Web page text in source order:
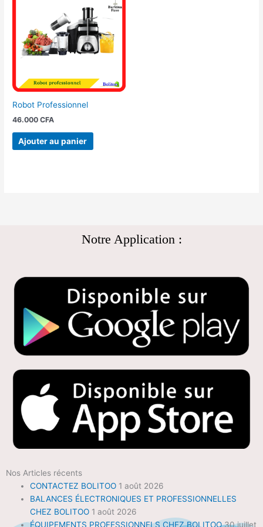
Robot Professionnel
46.000CFA
Ajouter au panier
Notre Application :
Nos Articles récents
CONTACTEZ BOLITOO 1 août 2026
BALANCES ÉLECTRONIQUES ET PROFESSIONNELLES
CHEZ BOLITOO 1 août 2026
ÉQUIPEMENTS PROFESSIONNELS CHEZ BOLITOO 30 juillet